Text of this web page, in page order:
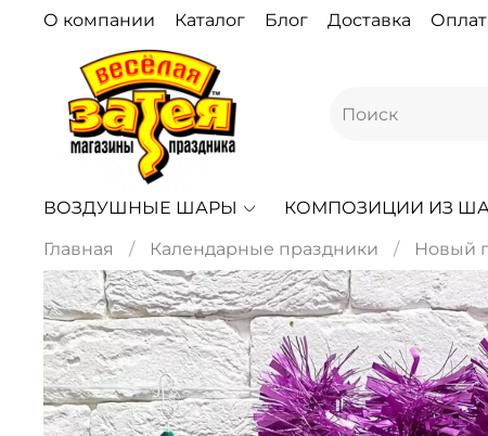
О компании Каталог Блог Доставка
ВОЗДУШНЫЕ ШАРЫ КОМПОЗИЦИИ ИЗ
Главная
Календарные праздники Новый